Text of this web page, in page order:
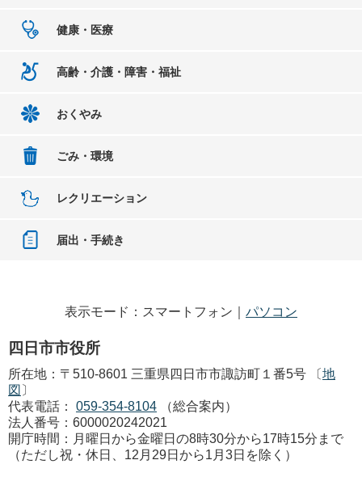
健康・医療
高齢・介護・障害・福祉
おくやみ
ごみ・環境
レクリエーション
届出・手続き
表示モード：スマートフォン｜ パソコン
四日市市役所
所在地：〒510-8601 三重県四日市市諏訪町１番5号 〔地
図 〕
代表電話：
059-354-8104
（総合案内）
法人番号：6000020242021
開庁時間：月曜日から金曜日の8時30分から17時15分まで
（ただし祝・休日、12月29日から1月3日を除く）